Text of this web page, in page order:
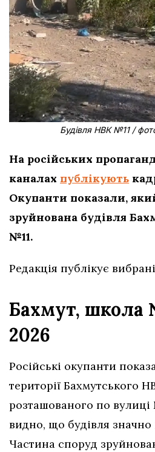
Будівля НВК №11 /
На російських
каналах публікують
Окупанти показали,
зруйнована будівля
№11.
Редакція публікує
Бахмут, школа
2026
Російські окупанти
території Бахмутського
розташованого по
видно, що будівля
Частина споруд